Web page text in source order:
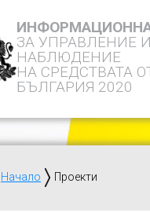
ЗА УПРАВЛЕНИЕ И
НАБЛЮДЕНИЕ
НА СРЕДСТВАТА
БЪЛГАРИЯ 2020
Начало Проекти